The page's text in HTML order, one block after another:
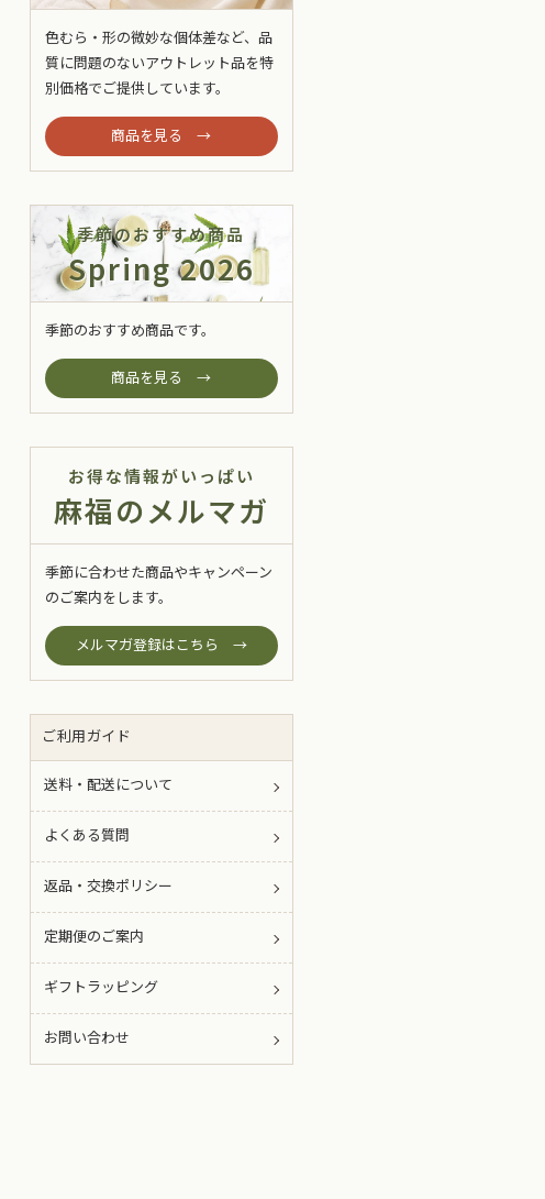
色むら・形の微妙な個体差など、品
質に問題のないアウトレット品を特
別価格でご提供しています。
商品を見る →
季節のおすすめ商品
Spring 2026
季節のおすすめ商品です。
商品を見る →
お得な情報がいっぱい
麻福のメルマガ
季節に合わせた商品やキャンペーン
のご案内をします。
メルマガ登録はこちら →
ご利用ガイド
送料・配送について
よくある質問
返品・交換ポリシー
定期便のご案内
ギフトラッピング
お問い合わせ